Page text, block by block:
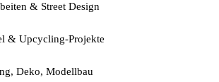
& Street Design
& Upcycling-Projekte
Deko, Modellbau